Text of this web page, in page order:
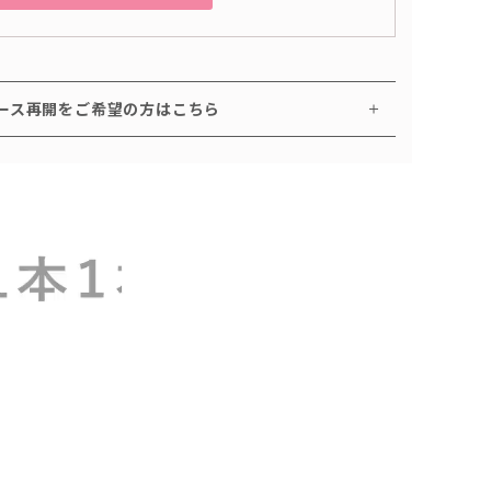
ス再開をご希望の方はこちら